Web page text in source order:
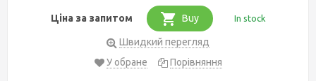
Ціна за запитом Buy In stock
Швидкий перегляд
У обране
Порівняння